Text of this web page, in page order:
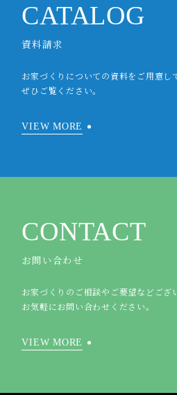
CATALOG
資料請求
お家づくりについての資料をご用意し
ぜひご覧ください。
VIEW MORE
CONTACT
お問い合わせ
お家づくりのご相談やご要望などござ
お気軽にお問い合わせください。
VIEW MORE